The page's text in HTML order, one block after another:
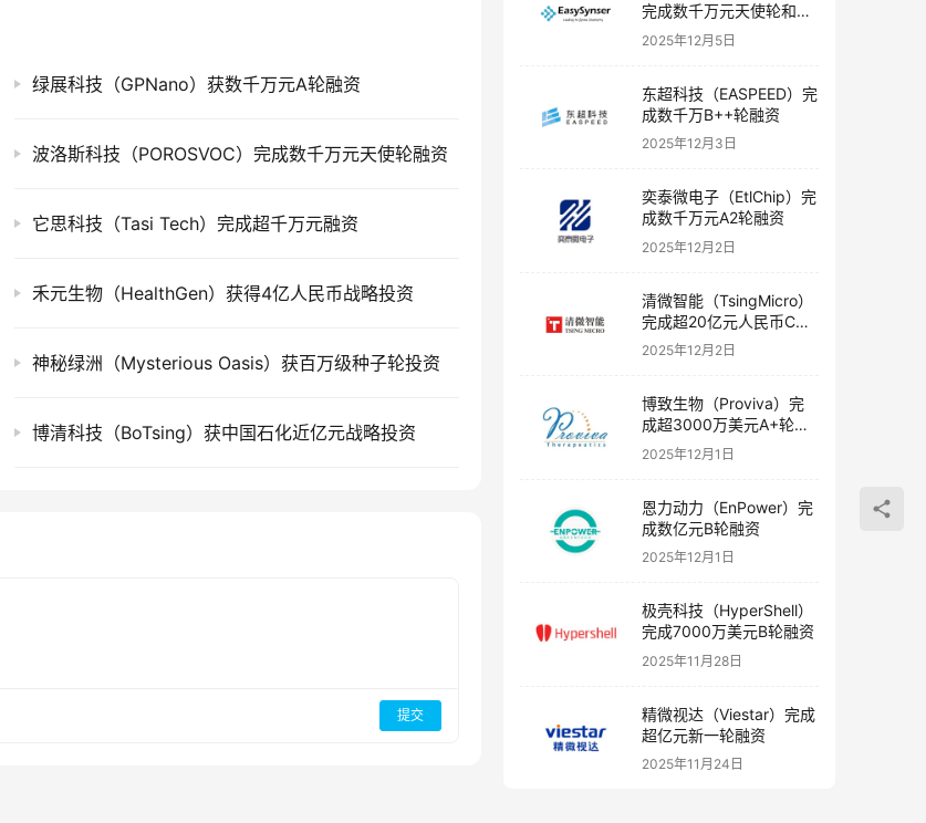
绿展科技（GPNano）获数千万元A轮融资
波洛斯科技（POROSVOC）完成数千万元天使轮融资
它思科技（Tasi Tech）完成超千万元融资
禾元生物（HealthGen）获得4亿人民币战略投资
神秘绿洲（Mysterious Oasis）获百万级种子轮投资
博清科技（BoTsing）获中国石化近亿元战略投资
提交
完成数千万元天使轮和天
使+轮融资
2025年12月5日
东超科技（EASPEED）完
成数千万B++轮融资
2025年12月3日
奕泰微电子（EtlChip）完
成数千万元A2轮融资
2025年12月2日
清微智能（TsingMicro）
完成超20亿元人民币C轮
融资
2025年12月2日
博致生物（Proviva）完
成超3000万美元A+轮融
资
2025年12月1日
恩力动力（EnPower）完
成数亿元B轮融资
2025年12月1日
极壳科技（HyperShell）
完成7000万美元B轮融资
2025年11月28日
精微视达（Viestar）完成
超亿元新一轮融资
2025年11月24日